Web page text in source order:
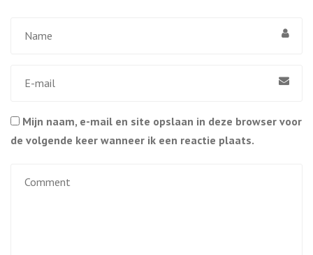
Mijn naam, e-mail en site opslaan in deze browser voor
de volgende keer wanneer ik een reactie plaats.